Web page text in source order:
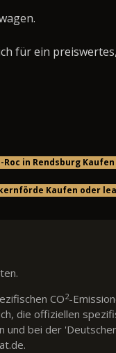
für ein
Roc in Rendsburg
Kaufen oder
CO2-
die offiziellen
bei der